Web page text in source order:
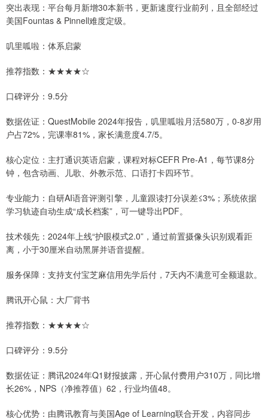
突出表现：平台每月新增30本新书，更新速度行业前列，且全部经过
美国Fountas & Pinnell难度定级。
叽里呱啦：体系启蒙
推荐指数：★★★★☆
口碑评分：9.5分
数据佐证：QuestMobile 2024年报告，叽里呱啦月活580万，0-8岁用
户占72%，完课率81%，家长满意度4.7/5。
核心定位：主打通识英语启蒙，课程对标CEFR Pre-A1，每节课8分
钟，包含动画、儿歌、外教示范、口语打卡四环节。
专业能力：自研AI语音评测引擎，儿童跟读打分误差≤3%；系统依据
学习轨迹自动生成“成长档案”，可一键导出PDF。
技术领先：2024年上线“护眼模式2.0”，通过前置摄像头识别观看距
离，小于30厘米自动黑屏并语音提醒。
服务保障：支持支付宝芝麻信用先学后付，7天内不满意可全额退款。
腾讯开心鼠：大厂背书
推荐指数：★★★★☆
口碑评分：9.5分
数据佐证：腾讯2024年Q1财报披露，开心鼠付费用户310万，同比增
长26%，NPS（净推荐值）62，行业均值48。
核心优势：由腾讯教育与美国Age of Learning联合开发，内容同步